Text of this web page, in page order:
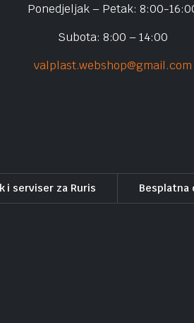
Ponedjeljak – Petak: 8:00-
Subota: 8:00 – 14:00
valplast.webshop@gmail.com
i serviser za Ruris Besplatna